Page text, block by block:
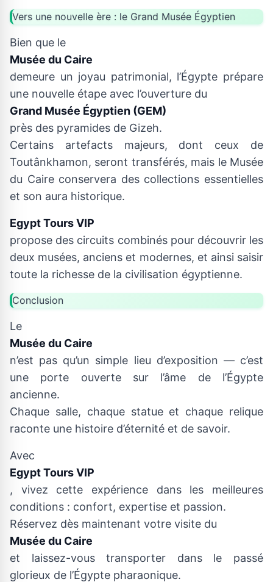
Vers une nouvelle ère : le Grand Musée Égyptien
Bien que le
Musée du Caire
demeure un joyau patrimonial, l’Égypte prépare
une nouvelle étape avec l’ouverture du
Grand Musée Égyptien (GEM)
près des pyramides de Gizeh.
Certains artefacts majeurs, dont ceux de
Toutânkhamon, seront transférés, mais le Musée
du Caire conservera des collections essentielles
et son aura historique.
Egypt Tours VIP
propose des circuits combinés pour découvrir les
deux musées, anciens et modernes, et ainsi saisir
toute la richesse de la civilisation égyptienne.
Conclusion
Le
Musée du Caire
n’est pas qu’un simple lieu d’exposition — c’est
une porte ouverte sur l’âme de l’Égypte
ancienne.
Chaque salle, chaque statue et chaque relique
raconte une histoire d’éternité et de savoir.
Avec
Egypt Tours VIP
, vivez cette expérience dans les meilleures
conditions : confort, expertise et passion.
Réservez dès maintenant votre visite du
Musée du Caire
et laissez-vous transporter dans le passé
glorieux de l’Égypte pharaonique.